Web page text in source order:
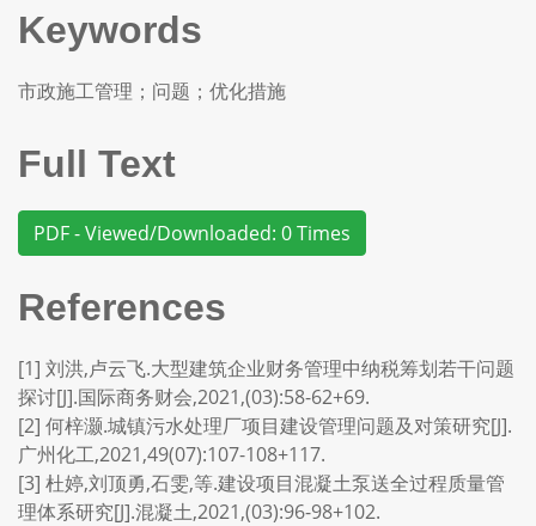
Keywords
市政施工管理；问题；优化措施
Full Text
PDF - Viewed/Downloaded: 0 Times
References
[1] 刘洪,卢云飞.大型建筑企业财务管理中纳税筹划若干问题
探讨[J].国际商务财会,2021,(03):58-62+69.
[2] 何梓灏.城镇污水处理厂项目建设管理问题及对策研究[J].
广州化工,2021,49(07):107-108+117.
[3] 杜婷,刘顶勇,石雯,等.建设项目混凝土泵送全过程质量管
理体系研究[J].混凝土,2021,(03):96-98+102.